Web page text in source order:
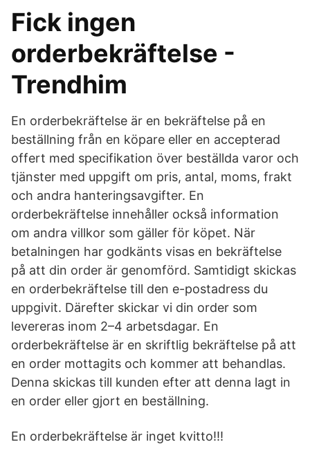
Fick ingen
orderbekräftelse -
Trendhim
En orderbekräftelse är en bekräftelse på en
beställning från en köpare eller en accepterad
offert med specifikation över beställda varor och
tjänster med uppgift om pris, antal, moms, frakt
och andra hanteringsavgifter. En
orderbekräftelse innehåller också information
om andra villkor som gäller för köpet. När
betalningen har godkänts visas en bekräftelse
på att din order är genomförd. Samtidigt skickas
en orderbekräftelse till den e-postadress du
uppgivit. Därefter skickar vi din order som
levereras inom 2–4 arbetsdagar. En
orderbekräftelse är en skriftlig bekräftelse på att
en order mottagits och kommer att behandlas.
Denna skickas till kunden efter att denna lagt in
en order eller gjort en beställning.
En orderbekräftelse är inget kvitto!!!